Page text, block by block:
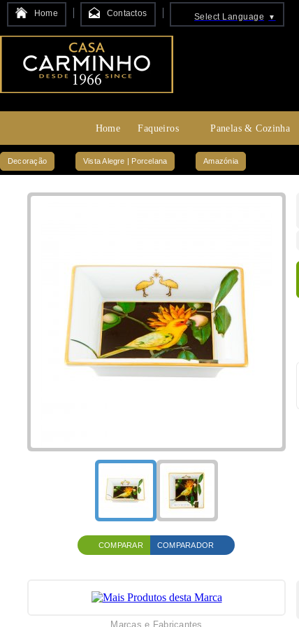
Home Contactos Select Language ▼
Home Faqueiros Panelas & Cozinha
Decoração Vista Alegre | Porcelana Amazónia
COMPARAR COMPARADOR
Marcas e Fabricantes